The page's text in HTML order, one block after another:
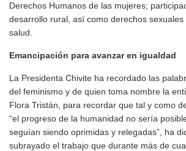
Derechos Humanos de las mujeres;
desarrollo rural, así como derechos
salud.
Emancipación para avanzar en igualdad
La Presidenta Chivite ha recordado las
del feminismo y de quien toma nombre la
Flora Tristán, para recordar que tal y como
“el progreso de la humanidad no sería
seguían siendo oprimidas y relegadas”, ha
subrayado el trabajo que durante más de